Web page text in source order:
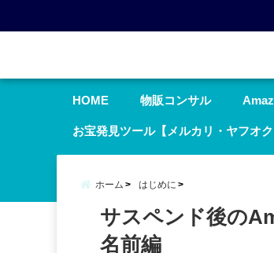
HOME 物販コンサル
お宝発見ツール【メルカリ・ヤフオク
ホーム はじめに
サスペンド後の
名前編